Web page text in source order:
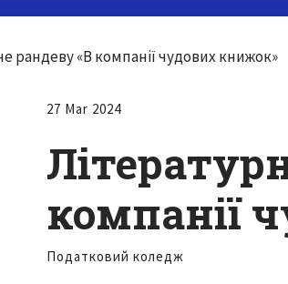
27 Mar 2024
компанії
Податковий коледж